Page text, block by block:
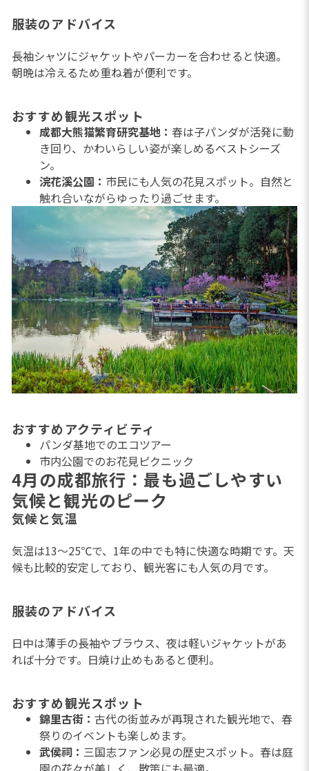
服装のアドバイス
長袖シャツにジャケットやパーカーを合わせると快適。
朝晩は冷えるため重ね着が便利です。
おすすめ観光スポット
成都大熊猫繁育研究基地： 春は子パンダが活発に動
き回り、かわいらしい姿が楽しめるベストシーズ
ン。
浣花溪公園： 市民にも人気の花見スポット。自然と
触れ合いながらゆったり過ごせます。
おすすめアクティビティ
パンダ基地でのエコツアー
市内公園でのお花見ピクニック
4月の成都旅行：最も過ごしやすい
気候と観光のピーク
気候と気温
気温は13〜25℃で、1年の中でも特に快適な時期です。天
候も比較的安定しており、観光客にも人気の月です。
服装のアドバイス
日中は薄手の長袖やブラウス、夜は軽いジャケットがあ
れば十分です。日焼け止めもあると便利。
おすすめ観光スポット
錦里古街： 古代の街並みが再現された観光地で、春
祭りのイベントも楽しめます。
武侯祠： 三国志ファン必見の歴史スポット。春は庭